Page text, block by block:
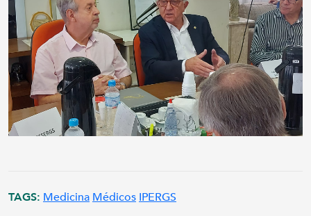
TAGS: Medicina Médicos IPERGS